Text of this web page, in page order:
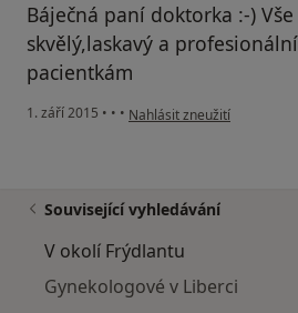
Báječná paní doktorka :-)
skvělý,laskavý a
pacientkám
1. září 2015 • • • podle názoru uživatele Váš
Nahlásit zneužití
Související vyhledávání
V okolí Frýdlantu
Gynekologové v Liberci